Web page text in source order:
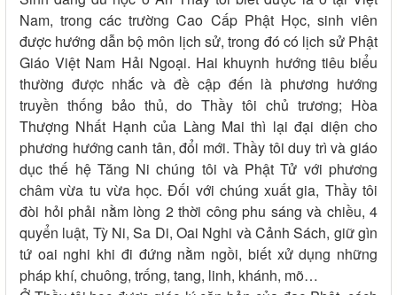
Nam, trong các trường Cao Cấp Phật Học, sinh viên
được hướng dẫn bộ môn lịch sử, trong đó có lịch sử Phật
Giáo Việt Nam Hải Ngoại. Hai khuynh hướng tiêu biểu
thường được nhắc và đề cập đến là phương hướng
truyền thống bảo thủ, do Thầy tôi chủ trương; Hòa
Thượng Nhất Hạnh của Làng Mai thì lại đại diện cho
phương hướng canh tân, đổi mới. Thầy tôi duy trì và giáo
dục thế hệ Tăng Ni chúng tôi và Phật Tử với phương
châm vừa tu vừa học. Đối với chúng xuất gia, Thầy tôi
đòi hỏi phải nằm lòng 2 thời công phu sáng và chiều, 4
quyển luật, Tỳ Ni, Sa Di, Oai Nghi và Cảnh Sách, giữ gìn
tứ oai nghi khi đi đứng nằm ngồi, biết xử dụng những
pháp khí, chuông, trống, tang, linh, khánh, mõ…